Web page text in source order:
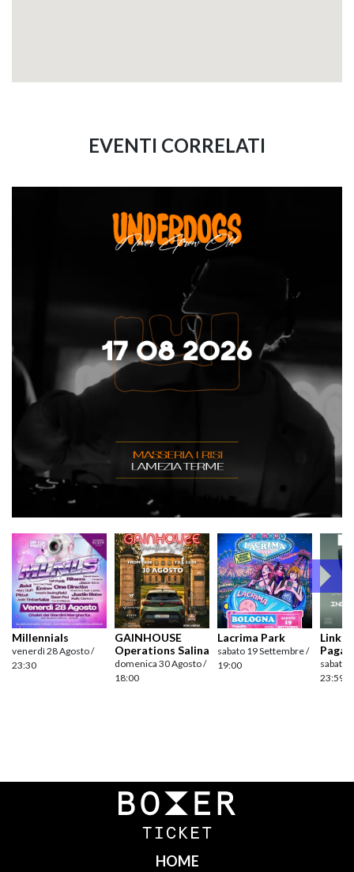
EVENTI CORRELATI
Millennials
venerdì 28 Agosto /
23:30
GAINHOUSE
Operations Salina
domenica 30 Agosto /
18:00
Lacrima Park
sabato 19 Settembre /
19:00
Link
sabato
23:59
Navigazione
HOME